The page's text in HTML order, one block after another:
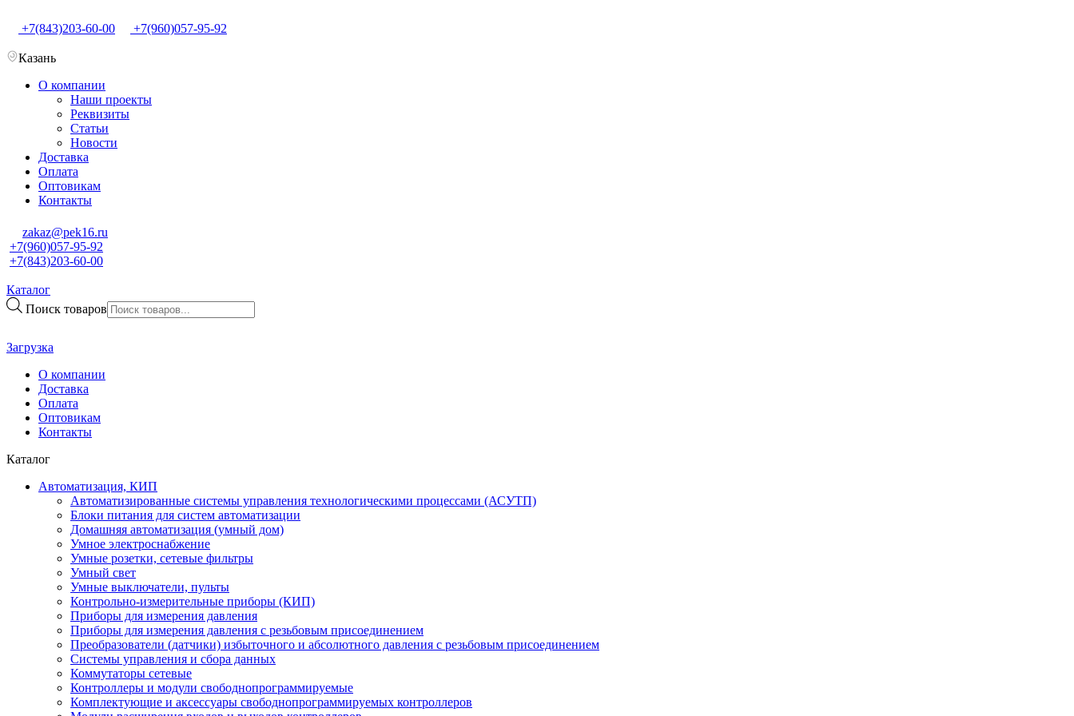
+7(843)203-60-00 +7(960)057-95-92
Казань
О компании
Наши проекты
Реквизиты
Статьи
Новости
Доставка
Оплата
Оптовикам
Контакты
zakaz@pek16.ru
+7(960)057-95-92
+7(843)203-60-00
Каталог
Поиск товаров
Загрузка
О компании
Доставка
Оплата
Оптовикам
Контакты
Каталог
Автоматизация, КИП
Автоматизированные системы управления технологическими процессами (АСУТП)
Блоки питания для систем автоматизации
Домашняя автоматизация (умный дом)
Умное электроснабжение
Умные розетки, сетевые фильтры
Умный свет
Умные выключатели, пульты
Контрольно-измерительные приборы (КИП)
Приборы для измерения давления
Приборы для измерения давления с резьбовым присоединением
Преобразователи (датчики) избыточного и абсолютного давления с резьбовым присоединением
Системы управления и сбора данных
Коммутаторы сетевые
Контроллеры и модули свободнопрограммируемые
Комплектующие и аксессуары свободнопрограммируемых контроллеров